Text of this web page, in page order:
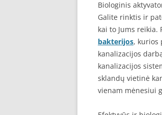
Biologinis
Galite rinktis ir
kai to Jums
bakterijos, kurios
kanalizacijos
kanalizacijos
sklandų vietinė
vienam mėnesiui